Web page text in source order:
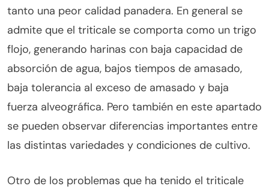
tanto una peor calidad panadera. En general se
admite que el triticale se comporta como un trigo
flojo, generando harinas con baja capacidad de
absorción de agua, bajos tiempos de amasado,
baja tolerancia al exceso de amasado y baja
fuerza alveográfica. Pero también en este apartado
se pueden observar diferencias importantes entre
las distintas variedades y condiciones de cultivo.
Otro de los problemas que ha tenido el triticale